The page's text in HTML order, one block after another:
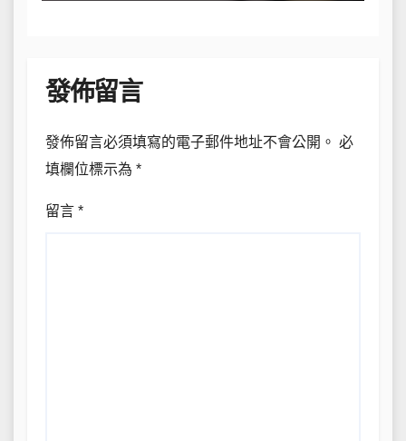
發佈留言
發佈留言必須填寫的電子郵件地址不會公開。 必
填欄位標示為 *
留言 *